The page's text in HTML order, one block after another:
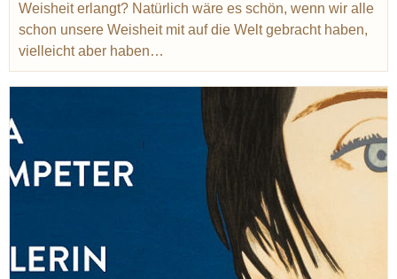
Weisheit erlangt? Natürlich wäre es schön, wenn wir alle
schon unsere Weisheit mit auf die Welt gebracht haben,
vielleicht aber haben…